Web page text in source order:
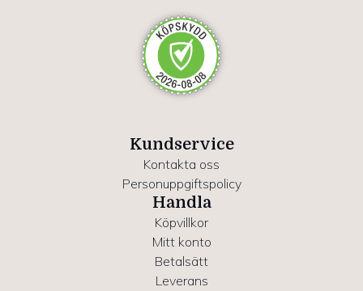
Kundservice
Kontakta oss
Personuppgiftspolicy
Handla
Köpvillkor
Mitt konto
Betalsätt
Leverans